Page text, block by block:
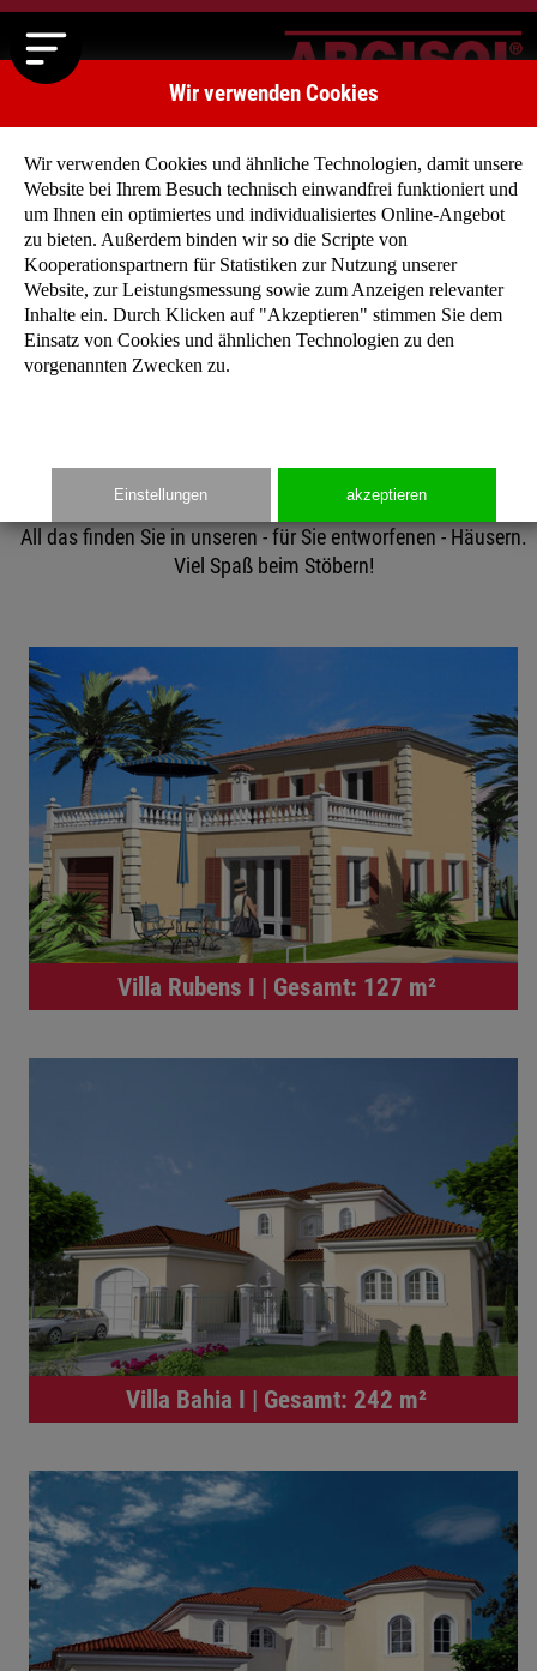
Mediterrane Häuser
Nach Hause kommen und sich fühlen wie im Urlaub?
Grundrissgestaltungen.
All das finden Sie in unseren - ­für Sie entworfenen - ­Häusern.
Viel Spaß beim Stöbern!
Villa Rubens I | Gesamt: 127 m²
Villa Bahia I | Gesamt: 242 m²
Wir verwenden Cookies
Wir verwenden Cookies und ähnliche Technologien, damit unsere
Website bei Ihrem Besuch technisch einwandfrei funktioniert und
um Ihnen ein optimiertes und individualisiertes Online-Angebot
zu bieten. Außerdem binden wir so die Scripte von
Kooperationspartnern für Statistiken zur Nutzung unserer
Website, zur Leistungsmessung sowie zum Anzeigen relevanter
Inhalte ein. Durch Klicken auf "Akzeptieren" stimmen Sie dem
Einsatz von Cookies und ähnlichen Technologien zu den
vorgenannten Zwecken zu.
Einstellungen akzeptieren